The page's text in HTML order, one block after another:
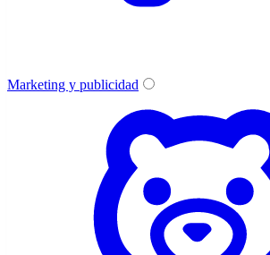
Marketing y publicidad